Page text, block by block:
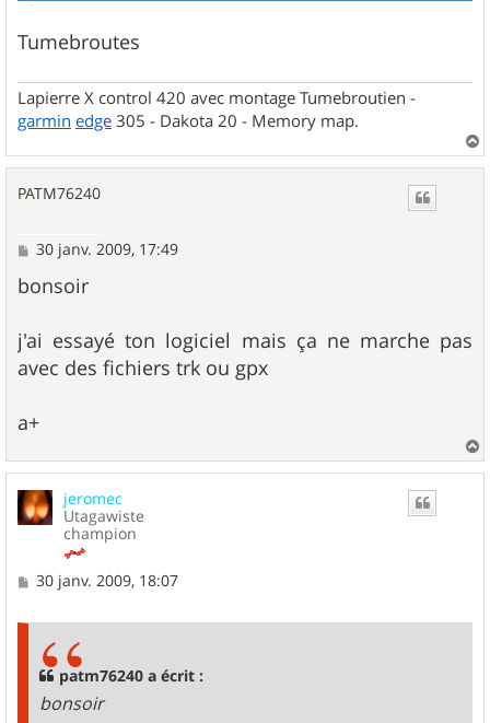
Tumebroutes
Lapierre X control 420 avec montage Tumebroutien -
garmin edge 305 - Dakota 20 - Memory map.
a
PATM76240
M
s
s
g
e
30 janv. 2009, 17:49
bonsoir
j'ai essayé ton logiciel mais ça ne marche pas
avec des fichiers trk ou gpx
a+
a
jeromec
Utagawiste
champion
M
30 janv. 2009, 18:07
patm76240 a écrit :
bonsoir